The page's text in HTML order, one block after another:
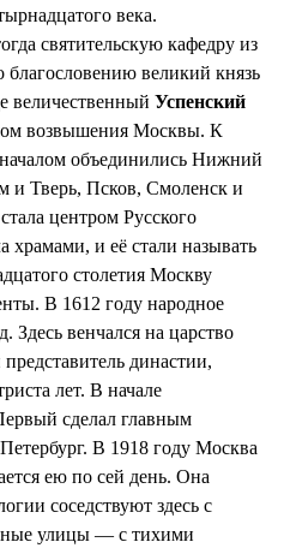
века.
святительскую кафедру из
великий князь
величественный Успенский
возвышения Москвы. К
объединились Нижний
Тверь, Псков, Смоленск и
центром Русского
храмами, и её стали называть
столетия Москву
В 1612 году народное
Здесь венчался на царство
династии,
лет. В начале
сделал главным
В 1918 году Москва
ею по сей день. Она
соседствуют здесь с
улицы — с тихими